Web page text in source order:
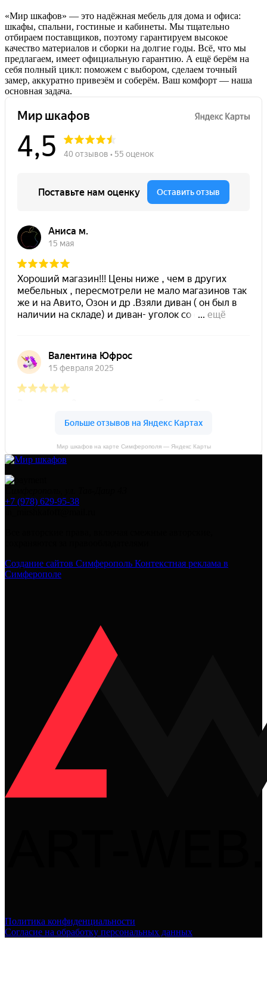
«Мир шкафов» — это надёжная мебель для дома и офиса:
шкафы, спальни, гостиные и кабинеты. Мы тщательно
отбираем поставщиков, поэтому гарантируем высокое
качество материалов и сборки на долгие годы. Всё, что мы
предлагаем, имеет официальную гарантию. А ещё берём на
себя полный цикл: поможем с выбором, сделаем точный
замер, аккуратно привезём и соберём. Ваш комфорт — наша
основная задача.
Мир шкафов на карте Симферополя — Яндекс Карты
+7 (978) 629-95-38
Создание сайтов Симферополь Контекстная реклама в
Симферополе
Политика конфиденциальности
Согласие на обработку персональных данных